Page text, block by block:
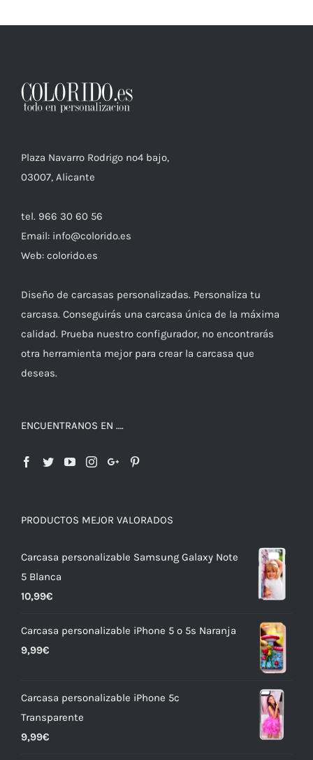
Plaza Navarro Rodrigo nº4 bajo,
03007, Alicante
tel. 966 30 60 56
Email: info@colorido.es
Web: colorido.es
Diseño de carcasas personalizadas. Personaliza tu
carcasa. Conseguirás una carcasa única de la máxima
calidad. Prueba nuestro configurador, no encontrarás
otra herramienta mejor para crear la carcasa que
deseas.
ENCUENTRANOS EN ….
PRODUCTOS MEJOR VALORADOS
Carcasa personalizable Samsung Galaxy Note
5 Blanca
10,99€
Carcasa personalizable iPhone 5 o 5s Naranja
9,99€
Carcasa personalizable iPhone 5c
Transparente
9,99€